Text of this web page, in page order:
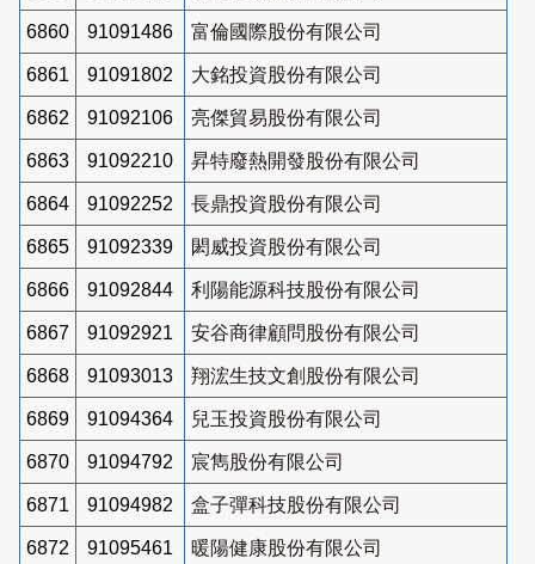
6860 91091486 富倫國際股份有限公司
6861 91091802 大銘投資股份有限公司
6862 91092106 亮傑貿易股份有限公司
6863 91092210 昇特廢熱開發股份有限公司
6864 91092252 長鼎投資股份有限公司
6865 91092339 閎威投資股份有限公司
6866 91092844 利陽能源科技股份有限公司
6867 91092921 安谷商律顧問股份有限公司
6868 91093013 翔浤生技文創股份有限公司
6869 91094364 兒玉投資股份有限公司
6870 91094792 宸雋股份有限公司
6871 91094982 盒子彈科技股份有限公司
6872 91095461 暖陽健康股份有限公司